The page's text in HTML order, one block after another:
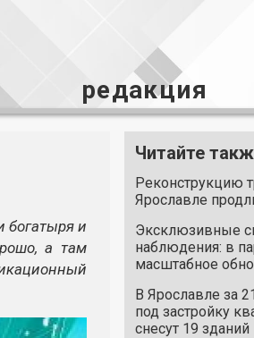
редакция
богатыря и
а там
Читайте
Реконструкцию
Ярославле
Эксклюзивные
наблюдения: в
масштабное
В Ярославле за
под застройку
снесут 19 зданий